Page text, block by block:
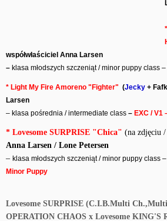
współwłaściciel Anna Larsen
– klasa młodszych szczeniąt / minor puppy class –
* Light My Fire Amoreno "Fighter" (Jecky +
Larsen
– klasa pośrednia / intermediate class – EXC / V1
* Lovesome SURPRISE "Chica" (na zdjęciu
Anna Larsen / Lone Petersen
– klasa młodszych szczeniąt / minor puppy class –
Minor Puppy
Lovesome SURPRISE (C.I.B.Multi
OPERATION CHAOS x Lovesome KING'S